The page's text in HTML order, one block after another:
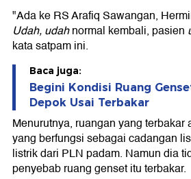
"Ada ke RS Arafiq Sawangan,
Udah, udahnormal kembali, pasien
kata satpam ini.
Baca juga:
Begini Kondisi Ruang
Depok Usai Terbakar
Menurutnya, ruangan yang terbakar
yang berfungsi sebagai cadangan
listrik dari PLN padam. Namun dia
penyebab ruang genset itu terbakar.